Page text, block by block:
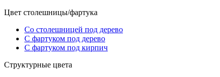
Цвет столешницы/фартука
Со столешницей под дерево
С фартуком под дерево
С фартуком под кирпич
Структурные цвета